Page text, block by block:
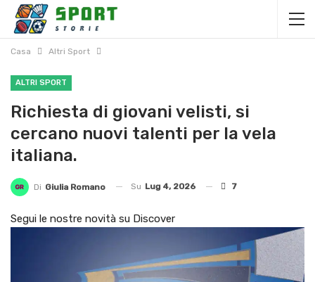
Casa Altri Sport
ALTRI SPORT
Richiesta di giovani velisti, si
cercano nuovi talenti per la vela
italiana.
Di Giulia Romano Su Lug 4, 2026 7
Segui le nostre novità su Discover